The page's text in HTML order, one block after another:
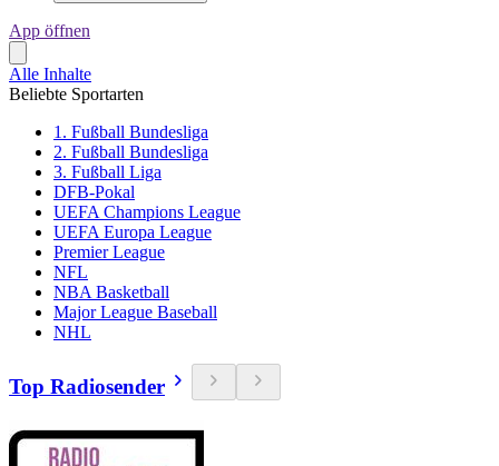
App öffnen
Alle Inhalte
Beliebte Sportarten
1. Fußball Bundesliga
2. Fußball Bundesliga
3. Fußball Liga
DFB-Pokal
UEFA Champions League
UEFA Europa League
Premier League
NFL
NBA Basketball
Major League Baseball
NHL
Top Radiosender